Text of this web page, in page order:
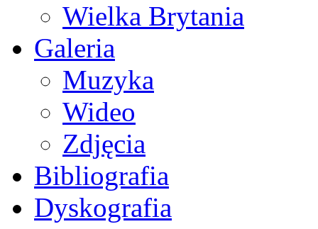
Wielka Brytania
Galeria
Muzyka
Wideo
Zdjęcia
Bibliografia
Dyskografia